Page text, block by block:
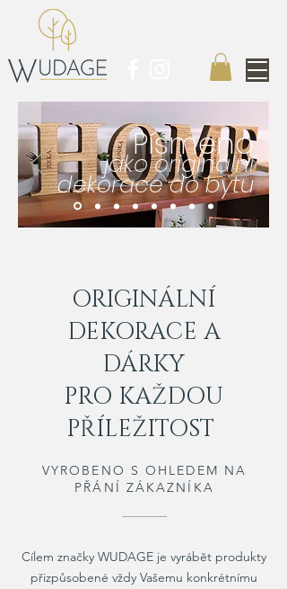
Písmeno
jako originální
dekorace do bytu
ORIGINÁLNÍ
DEKORACE A
DÁRKY
PRO KAŽDOU
PŘÍLEŽITOST
VYROBENO S OHLEDEM NA
PŘÁNÍ ZÁKAZNÍKA
Cílem značky WUDAGE je vyrábět produkty
přizpůsobené vždy Vašemu konkrétnímu